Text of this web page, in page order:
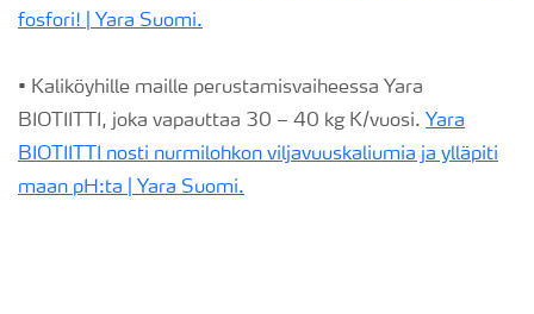
fosfori! | Yara Suomi.
• Kaliköyhille maille perustamisvaiheessa Yara
BIOTIITTI, joka vapauttaa 30 – 40 kg K/vuosi. Yara
BIOTIITTI nosti nurmilohkon viljavuuskaliumia ja ylläpiti
maan pH:ta | Yara Suomi.